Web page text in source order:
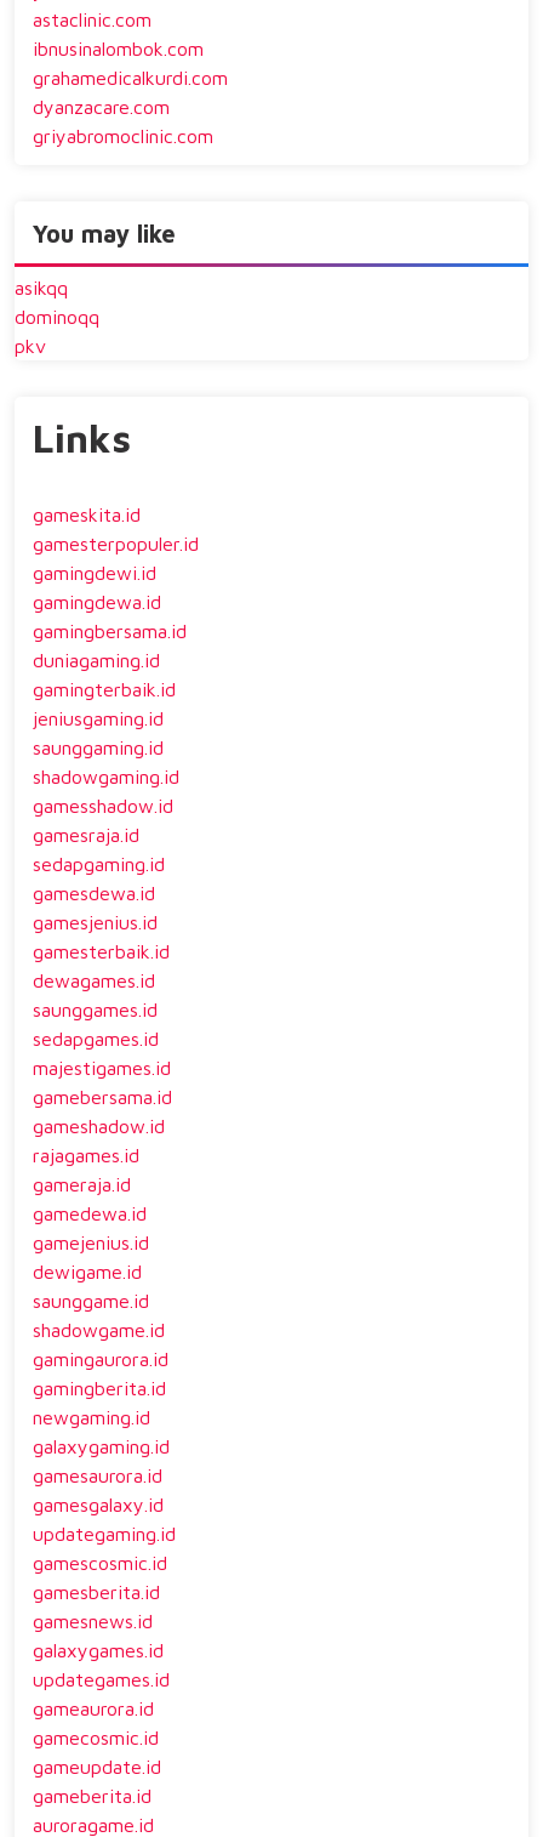
astaclinic.com
ibnusinalombok.com
grahamedicalkurdi.com
dyanzacare.com
griyabromoclinic.com
You may like
asikqq
dominoqq
pkv
Links
gameskita.id
gamesterpopuler.id
gamingdewi.id
gamingdewa.id
gamingbersama.id
duniagaming.id
gamingterbaik.id
jeniusgaming.id
saunggaming.id
shadowgaming.id
gamesshadow.id
gamesraja.id
sedapgaming.id
gamesdewa.id
gamesjenius.id
gamesterbaik.id
dewagames.id
saunggames.id
sedapgames.id
majestigames.id
gamebersama.id
gameshadow.id
rajagames.id
gameraja.id
gamedewa.id
gamejenius.id
dewigame.id
saunggame.id
shadowgame.id
gamingaurora.id
gamingberita.id
newgaming.id
galaxygaming.id
gamesaurora.id
gamesgalaxy.id
updategaming.id
gamescosmic.id
gamesberita.id
gamesnews.id
galaxygames.id
updategames.id
gameaurora.id
gamecosmic.id
gameupdate.id
gameberita.id
auroragame.id